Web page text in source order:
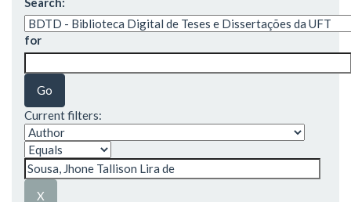
for
Current filters: